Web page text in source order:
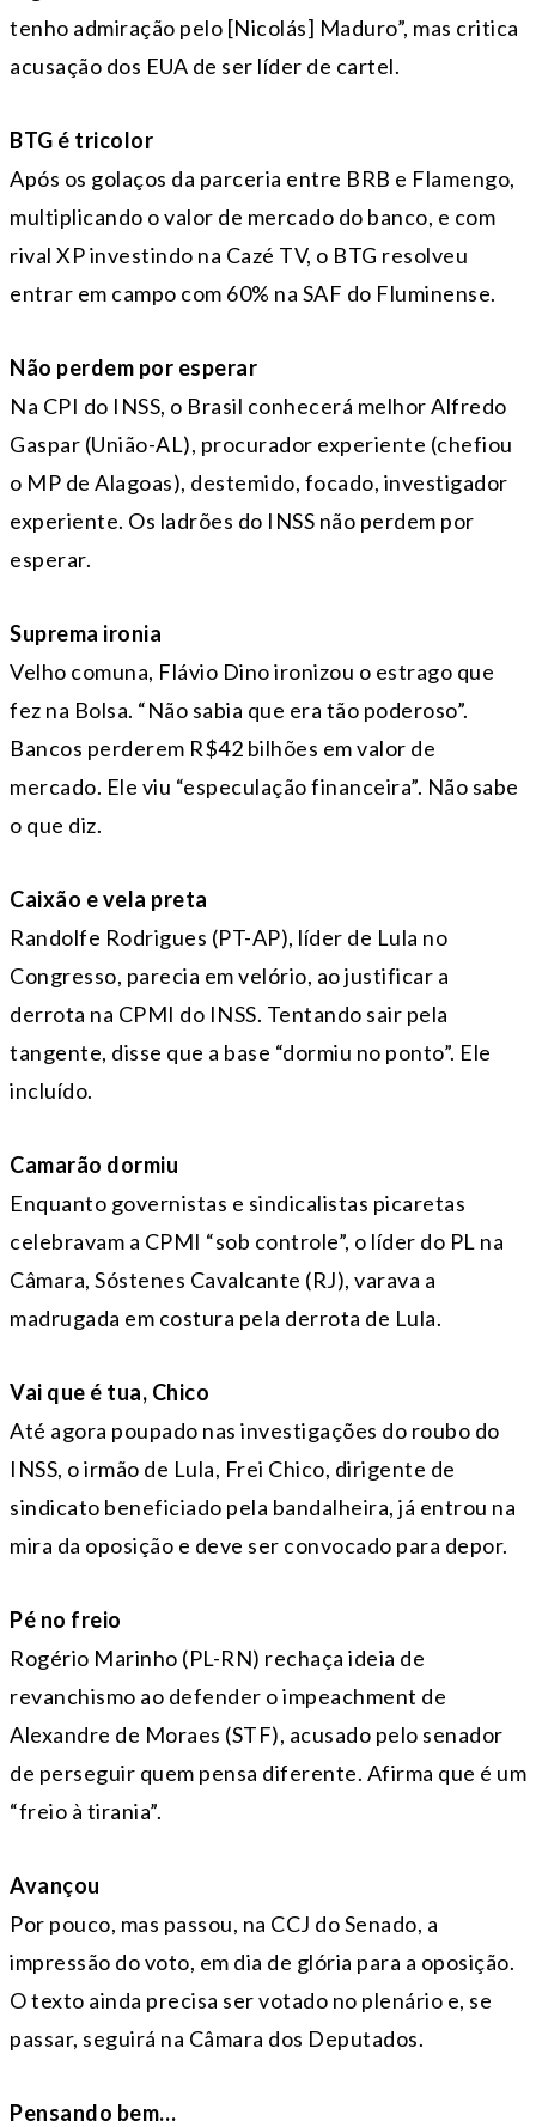
tenho admiração pelo [Nicolás] Maduro”, mas critica
acusação dos EUA de ser líder de cartel.
BTG é tricolor
Após os golaços da parceria entre BRB e Flamengo,
multiplicando o valor de mercado do banco, e com
rival XP investindo na Cazé TV, o BTG resolveu
entrar em campo com 60% na SAF do Fluminense.
Não perdem por esperar
Na CPI do INSS, o Brasil conhecerá melhor Alfredo
Gaspar (União-AL), procurador experiente (chefiou
o MP de Alagoas), destemido, focado, investigador
experiente. Os ladrões do INSS não perdem por
esperar.
Suprema ironia
Velho comuna, Flávio Dino ironizou o estrago que
fez na Bolsa. “Não sabia que era tão poderoso”.
Bancos perderem R$42 bilhões em valor de
mercado. Ele viu “especulação financeira”. Não sabe
o que diz.
Caixão e vela preta
Randolfe Rodrigues (PT-AP), líder de Lula no
Congresso, parecia em velório, ao justificar a
derrota na CPMI do INSS. Tentando sair pela
tangente, disse que a base “dormiu no ponto”. Ele
incluído.
Camarão dormiu
Enquanto governistas e sindicalistas picaretas
celebravam a CPMI “sob controle”, o líder do PL na
Câmara, Sóstenes Cavalcante (RJ), varava a
madrugada em costura pela derrota de Lula.
Vai que é tua, Chico
Até agora poupado nas investigações do roubo do
INSS, o irmão de Lula, Frei Chico, dirigente de
sindicato beneficiado pela bandalheira, já entrou na
mira da oposição e deve ser convocado para depor.
Pé no freio
Rogério Marinho (PL-RN) rechaça ideia de
revanchismo ao defender o impeachment de
Alexandre de Moraes (STF), acusado pelo senador
de perseguir quem pensa diferente. Afirma que é um
“freio à tirania”.
Avançou
Por pouco, mas passou, na CCJ do Senado, a
impressão do voto, em dia de glória para a oposição.
O texto ainda precisa ser votado no plenário e, se
passar, seguirá na Câmara dos Deputados.
Pensando bem…